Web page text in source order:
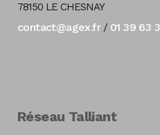
78150 LE CHESNAY
contact@agex.fr/ 01 39 63
Réseau Talliant